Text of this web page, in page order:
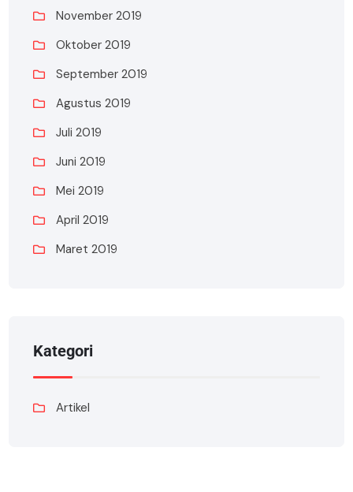
November 2019
Oktober 2019
September 2019
Agustus 2019
Juli 2019
Juni 2019
Mei 2019
April 2019
Maret 2019
Kategori
Artikel